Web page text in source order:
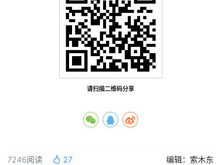
请扫描二维码分享
7246阅读 27 编辑：索木东